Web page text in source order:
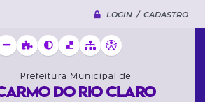
LOGIN / CADASTRO